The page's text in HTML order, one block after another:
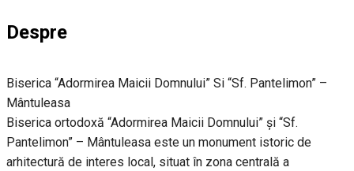
Despre
Biserica “Adormirea Maicii Domnului” Si “Sf. Pantelimon” –
Mântuleasa
Biserica ortodoxă “Adormirea Maicii Domnului” și “Sf.
Pantelimon” – Mântuleasa este un monument istoric de
arhitectură de interes local, situat în zona centrală a